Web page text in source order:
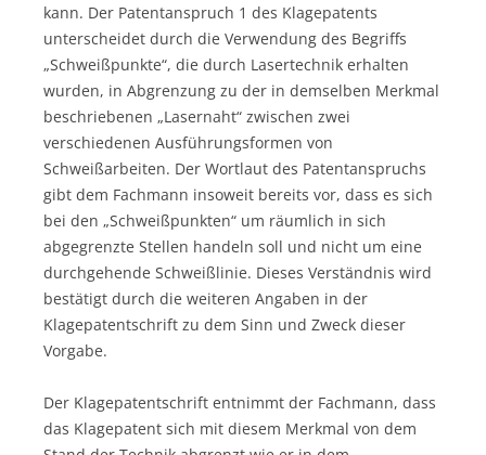
kann. Der Patentanspruch 1 des Klagepatents
unterscheidet durch die Verwendung des Begriffs
„Schweißpunkte“, die durch Lasertechnik erhalten
wurden, in Abgrenzung zu der in demselben Merkmal
beschriebenen „Lasernaht“ zwischen zwei
verschiedenen Ausführungsformen von
Schweißarbeiten. Der Wortlaut des Patentanspruchs
gibt dem Fachmann insoweit bereits vor, dass es sich
bei den „Schweißpunkten“ um räumlich in sich
abgegrenzte Stellen handeln soll und nicht um eine
durchgehende Schweißlinie. Dieses Verständnis wird
bestätigt durch die weiteren Angaben in der
Klagepatentschrift zu dem Sinn und Zweck dieser
Vorgabe.
Der Klagepatentschrift entnimmt der Fachmann, dass
das Klagepatent sich mit diesem Merkmal von dem